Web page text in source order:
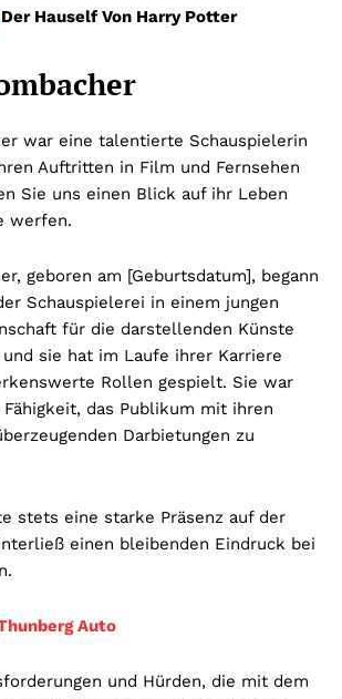
Hauself Von Harry Potter
war eine talentierte Schauspielerin
Auftritten in Film und Fernsehen
Sie uns einen Blick auf ihr Leben
werfen.
geboren am [Geburtsdatum], begann
Schauspielerei in einem jungen
für die darstellenden Künste
sie hat im Laufe ihrer Karriere
Rollen gespielt. Sie war
das Publikum mit ihren
Darbietungen zu
stets eine starke Präsenz auf der
einen bleibenden Eindruck bei
Auto
und Hürden, die mit dem